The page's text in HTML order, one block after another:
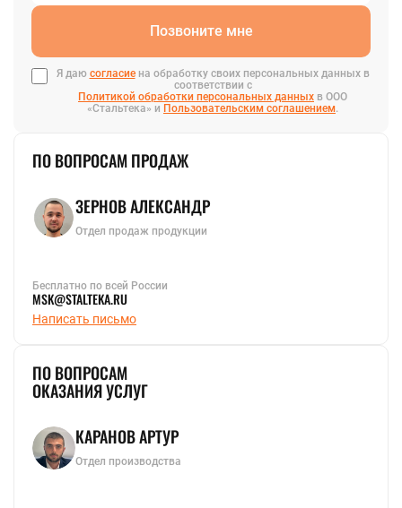
Позвоните мне
Я даю согласиена обработку своих персональных данных в
соответствии с
Политикой обработки персональных данных в ООО
«Стальтека» и Пользовательским соглашением.
ПО ВОПРОСАМ ПРОДАЖ
ЗЕРНОВ АЛЕКСАНДР
Отдел продаж продукции
Бесплатно по всей России
MSK@STALTEKA.RU
Написать письмо
ПО ВОПРОСАМ
ОКАЗАНИЯ УСЛУГ
КАРАНОВ АРТУР
Отдел производства